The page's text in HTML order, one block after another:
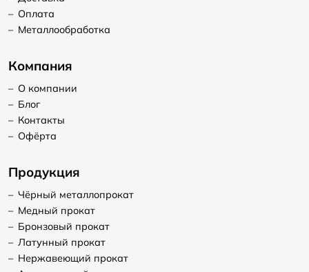
– Оплата
– Металлообработка
Компания
– О компании
– Блог
– Контакты
– Офёрта
Продукция
– Чёрный металлопрокат
– Медный прокат
– Бронзовый прокат
– Латунный прокат
– Нержавеющий прокат